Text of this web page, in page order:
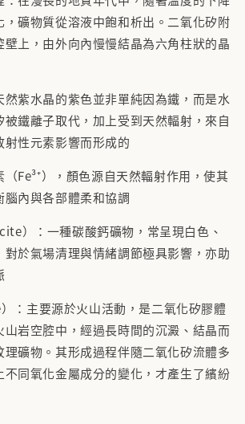
，礦物質從溶液中飽和析出。二氧化矽附
壁上，由外向內慢慢結晶為六角柱狀的晶
然紫水晶的紫色並非單純因為鐵，而是水
被鐵離子取代，加上受到天然輻射，來自
射性元素影響而形成的
Fe³⁺），顏色源自天然輻射作用，使其
腦內與各部體柔和協調
）：一種碳酸鈣礦物，常呈現白色、
對於氣場清理與情緒調節極具影響，亦助
）：主要源於火山活動，是二氧化矽膠體
山岩空腔中，經過長時間的沉澱、結晶而
理礦物。其形成過程伴隨二氧化矽流體多
不同氧化金屬成分的變化，才產生了繽紛